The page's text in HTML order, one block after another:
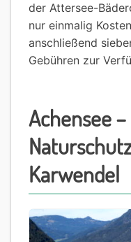
der Attersee-
nur einmalig
anschließend
Gebühren zur
Achensee
Karwendel